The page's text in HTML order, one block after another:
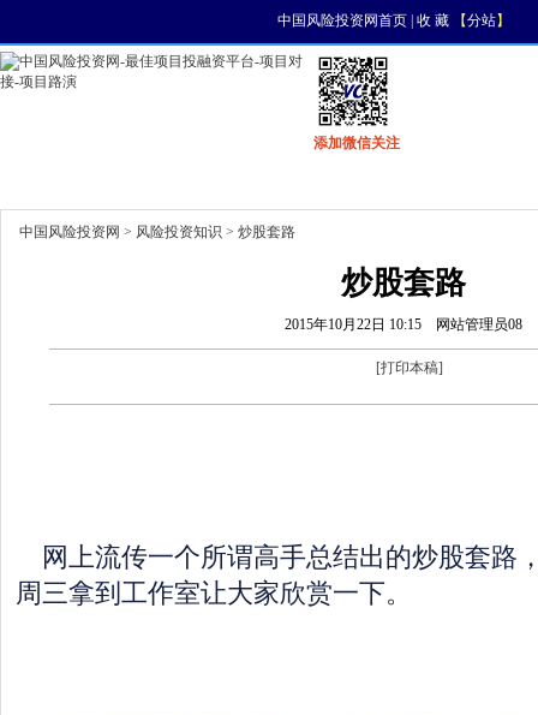
中国风险投资网首页| 收 藏【分站】
添加微信关注
中国风险投资网 > 风险投资知识 > 炒股套路
炒股套路
2015年10月22日 10:15 网站管理员08
[打印本稿]
网上流传一个所谓高手总结出的炒股套路
周三拿到工作室让大家欣赏一下。